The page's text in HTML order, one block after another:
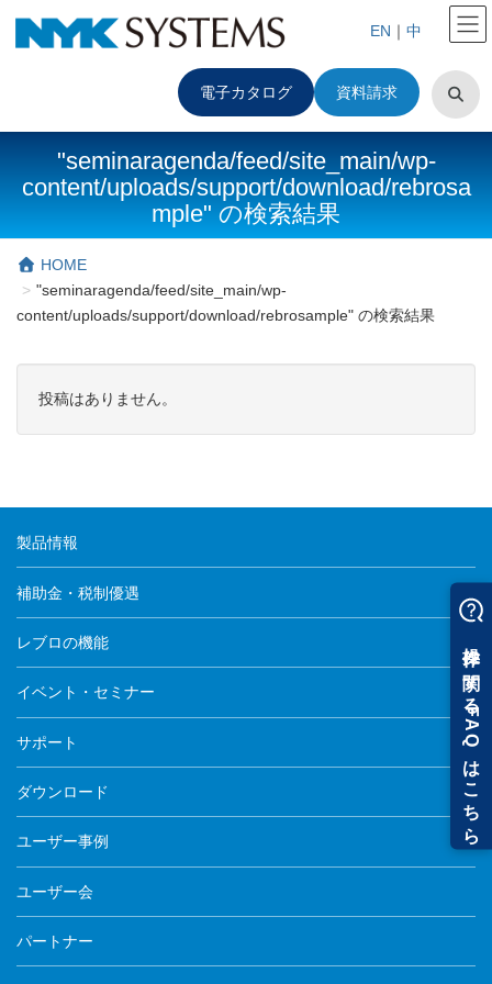
EN ｜ 中
電子カタログ 資料請求
"seminaragenda/feed/site_main/wp-
content/uploads/support/download/rebrosa
mple" の検索結果
HOME
"seminaragenda/feed/site_main/wp-
content/uploads/support/download/rebrosample" の検索結果
投稿はありません。
製品情報
補助金・税制優遇
レブロの機能
イベント・セミナー
サポート
ダウンロード
ユーザー事例
ユーザー会
パートナー